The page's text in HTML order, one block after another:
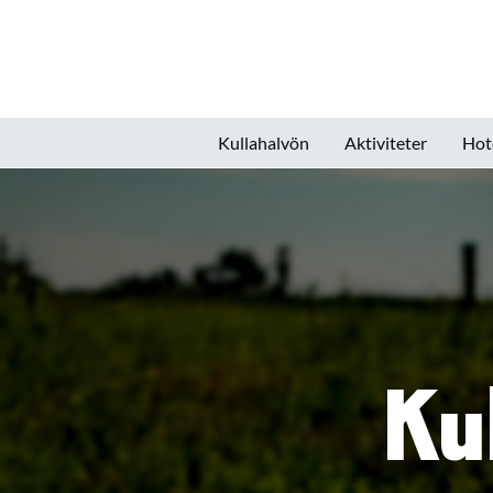
Kullahalvön Aktiviteter